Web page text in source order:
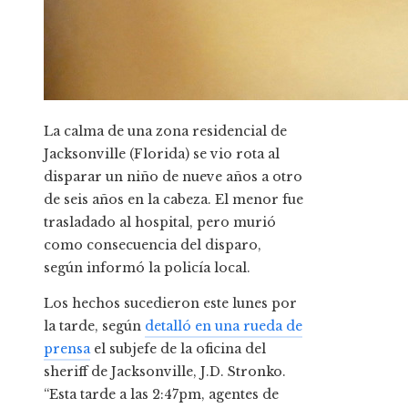
La calma de una zona residencial de
Jacksonville (Florida) se vio rota al
disparar un niño de nueve años a otro
de seis años en la cabeza. El menor fue
trasladado al hospital, pero murió
como consecuencia del disparo,
según informó la policía local.
Los hechos sucedieron este lunes por
la tarde, según detalló en una rueda de
prensael subjefe de la oficina del
sheriff de Jacksonville, J.D. Stronko.
“Esta tarde a las 2:47pm, agentes de